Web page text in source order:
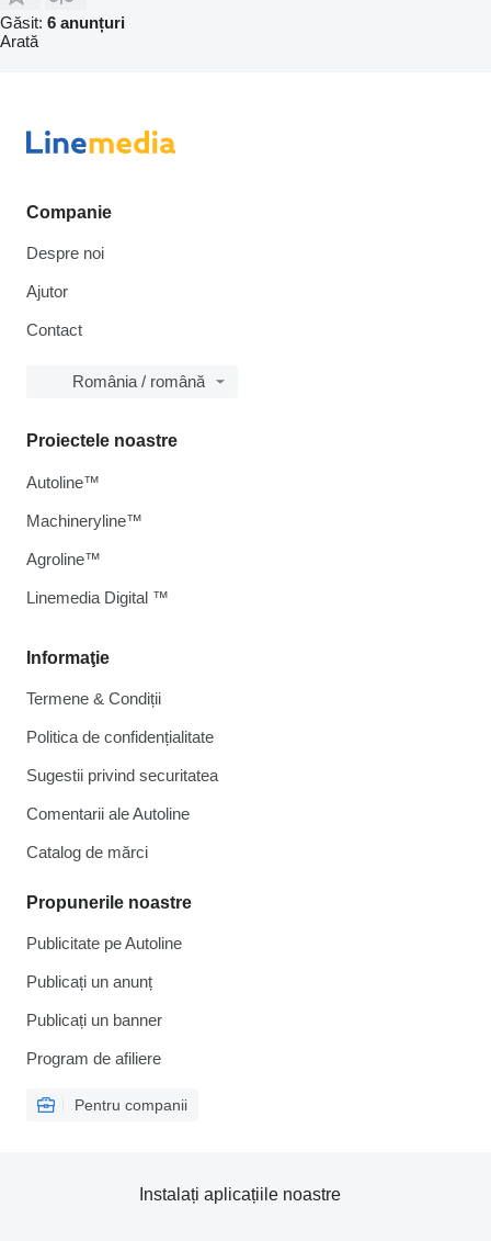
Găsit: 6 anunțuri
Arată
Companie
Despre noi
Ajutor
Contact
România / română
Informaţie
Termene & Condiții
Politica de confidențialitate
Sugestii privind securitatea
Comentarii ale Autoline
Catalog de mărcі
Propunerile noastre
Publicitate pe Autoline
Publicați un anunț
Publicați un banner
Program de afiliere
Pentru companii
Proiectele noastre
Autoline™
Machineryline™
Agroline™
Linemedia Digital ™
Instalați aplicațiile noastre